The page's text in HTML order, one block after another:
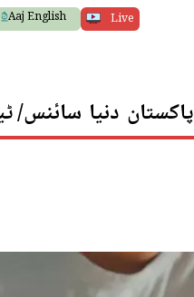
Live
Aaj English
پاکستان دنیا سائنس/